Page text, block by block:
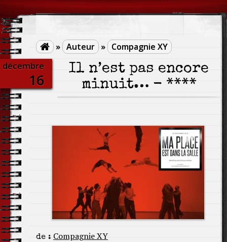
 » Auteur » Compagnie XY
décembre
16
Il n’est pas encore
minuit… - ****
de : Compagnie XY